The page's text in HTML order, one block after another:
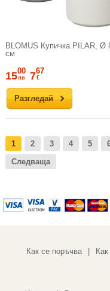
BLOMUS Купичка PILAR, Ø
см
Разгледай
1500
лв 767
€
1 2 3 4 5
Следваща
Как се поръчва